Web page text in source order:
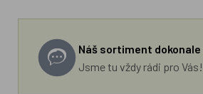
Náš sortiment dokonale
Jsme tu vždy rádi pro